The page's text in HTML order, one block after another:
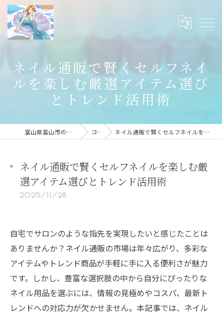
ネイル通販で賢くセルフネイ
ルを楽しむ厳選アイテム選び
とトレンド活用術
富山県富山市のネイルならmermaid nail コラム ネイル通販で賢くセルフネイルを楽しむ厳選アイテム選びとトレンド活用術
ネイル通販で賢くセルフネイルを楽しむ厳
選アイテム選びとトレンド活用術
2025/11/28
自宅でサロンのような指先を実現したいと感じたことは
ありませんか？ネイル通販の市場は年々広がり、多彩な
アイテムやトレンド商品が手軽に手に入る便利さが魅力
です。しかし、豊富な選択肢の中から自分にぴったりな
ネイル用品を選ぶには、情報の見極めやコスパ、最新ト
レンドへの対応力が欠かせません。本記事では、ネイル